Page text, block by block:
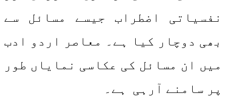
نفسیاتی اضطراب جیسے مسائل سے
بھی دوچار کیا ہے۔ معاصر اردو ادب
میں ان مسائل کی عکاسی نمایاں طور
پر سامنے آرہی ہے۔